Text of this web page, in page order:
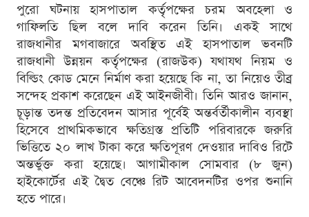
পুরো ঘটনায় হাসপাতাল কর্তৃপক্ষের চরম অবহেলা ও
গাফিলতি ছিল বলে দাবি করেন তিনি। একই সাথে
রাজধানীর মগবাজারে অবস্থিত এই হাসপাতাল ভবনটি
রাজধানী উন্নয়ন কর্তৃপক্ষের (রাজউক) যথাযথ নিয়ম ও
বিল্ডিং কোড মেনে নির্মাণ করা হয়েছে কি না, তা নিয়েও তীব্র
সন্দেহ প্রকাশ করেছেন এই আইনজীবী। তিনি আরও জানান,
চূড়ান্ত তদন্ত প্রতিবেদন আসার পূর্বেই অন্তর্বর্তীকালীন ব্যবস্থা
হিসেবে প্রাথমিকভাবে ক্ষতিগ্রস্ত প্রতিটি পরিবারকে জরুরি
ভিত্তিতে ২০ লাখ টাকা করে ক্ষতিপূরণ দেওয়ার দাবিও রিটে
অন্তর্ভুক্ত করা হয়েছে। আগামীকাল সোমবার (৮ জুন)
হাইকোর্টের এই দ্বৈত বেঞ্চে রিট আবেদনটির ওপর শুনানি
হতে পারে।